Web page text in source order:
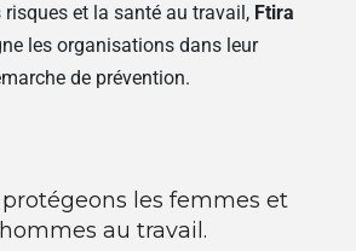
risques et la santé au travail, Ftira
les organisations dans leur
de prévention.
les femmes et
hommes au travail.